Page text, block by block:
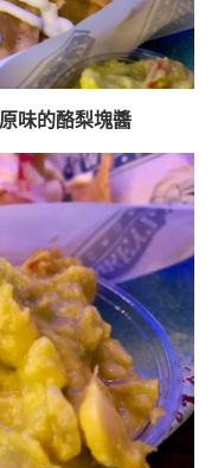
味的酪梨塊醬